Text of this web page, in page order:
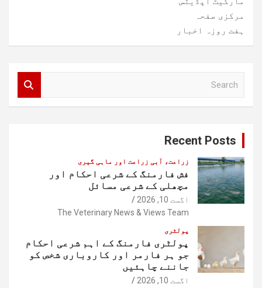
مرکزی صفحہ
ہفت روزہ اخبار
Recent Posts
زراعت، آبی زراعت اور ماہی گیری
فش فارمنگ کے شرعی احکام اور
مچھلی کے شرعی مسائل
اگست 10, 2026
The Veterinary News & Views Team
پولٹری
پولٹری فارمنگ کے اہم شرعی احکام
جو ہر فارمر اور کاروباری شخص کو
جاننے چاہئیں
اگست 10, 2026